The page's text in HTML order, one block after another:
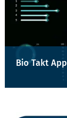
Bio Takt App